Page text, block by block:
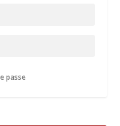
passe